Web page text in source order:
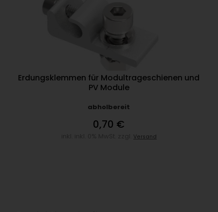
Erdungsklemmen für Modultrageschienen und
PV Module
abholbereit
0,70 €
Versand